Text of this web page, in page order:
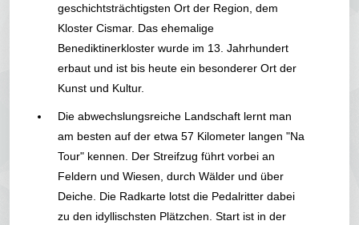
geschichtsträchtigsten Ort der Region, dem
Kloster Cismar. Das ehemalige
Benediktinerkloster wurde im 13. Jahrhundert
erbaut und ist bis heute ein besonderer Ort der
Kunst und Kultur.
Die abwechslungsreiche Landschaft lernt man
am besten auf der etwa 57 Kilometer langen "Na
Tour" kennen. Der Streifzug führt vorbei an
Feldern und Wiesen, durch Wälder und über
Deiche. Die Radkarte lotst die Pedalritter dabei
zu den idyllischsten Plätzchen. Start ist in der